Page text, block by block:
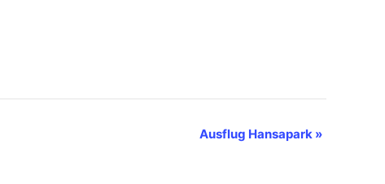
Ausflug Hansapark »